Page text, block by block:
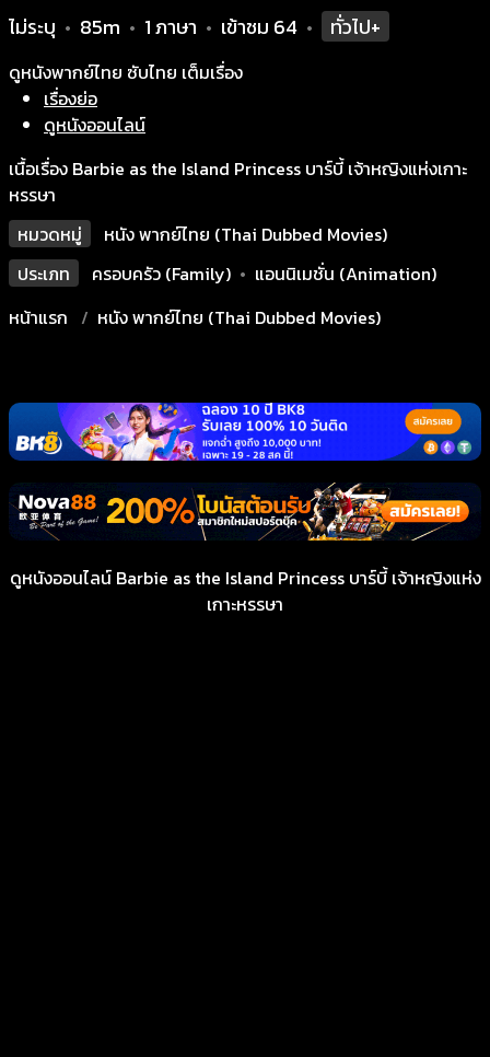
ไม่ระบุ • 85m • 1 ภาษา • เข้าชม 64 • ทั่วไป+
ดูหนังพากย์ไทย ซับไทย เต็มเรื่อง
เรื่องย่อ
ดูหนังออนไลน์
เนื้อเรื่อง Barbie as the Island Princess บาร์บี้ เจ้าหญิงแห่งเกาะ
หรรษา
หมวดหมู่
หนัง พากย์ไทย (Thai Dubbed Movies)
ประเภท
ครอบครัว (Family) • แอนนิเมชั่น (Animation)
หน้าแรก
หนัง พากย์ไทย (Thai Dubbed Movies)
ดูหนังออนไลน์ Barbie as the Island Princess บาร์บี้ เจ้าหญิงแห่ง
เกาะหรรษา